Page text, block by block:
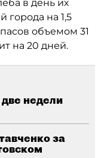
в день их
города на 1,5
объемом 31
на 20 дней.
недели
за